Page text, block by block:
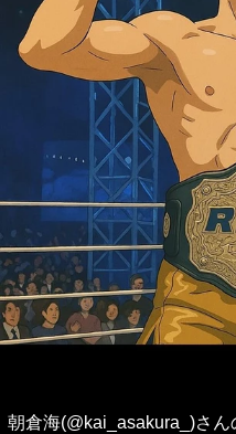
朝倉海(@kai_asakura_)さん